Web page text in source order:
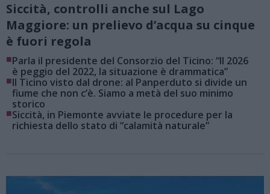
Siccità, controlli anche sul Lago
Maggiore: un prelievo d’acqua su cinque
è fuori regola
■Parla il presidente del Consorzio del Ticino: “Il 2026
è peggio del 2022, la situazione è drammatica”
■Il Ticino visto dal drone: al Panperduto si divide un
fiume che non c’è. Siamo a metà del suo minimo
storico
■Siccità, in Piemonte avviate le procedure per la
richiesta dello stato di “calamità naturale”